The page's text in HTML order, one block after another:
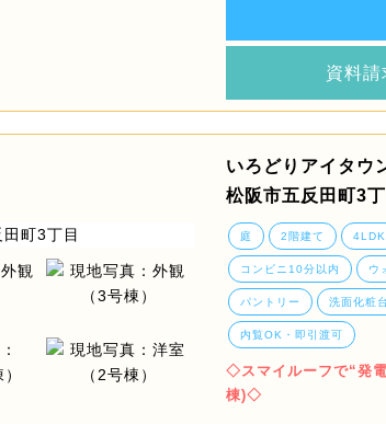
資料請
いろどりアイタウ
松阪市五反田町3丁
庭 2階建て 4LDK
コンビニ10分以内 ウ
パントリー 洗面化粧台
内覧OK・即引渡可
◇スマイルーフで“発
棟)◇